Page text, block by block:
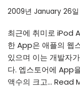
2009년 January 26일
최근에 취미로 iPod
한 App은 애플의 웹
있으며 이는 개발자
다. 엡스토어에 App
액수의 크고… Read